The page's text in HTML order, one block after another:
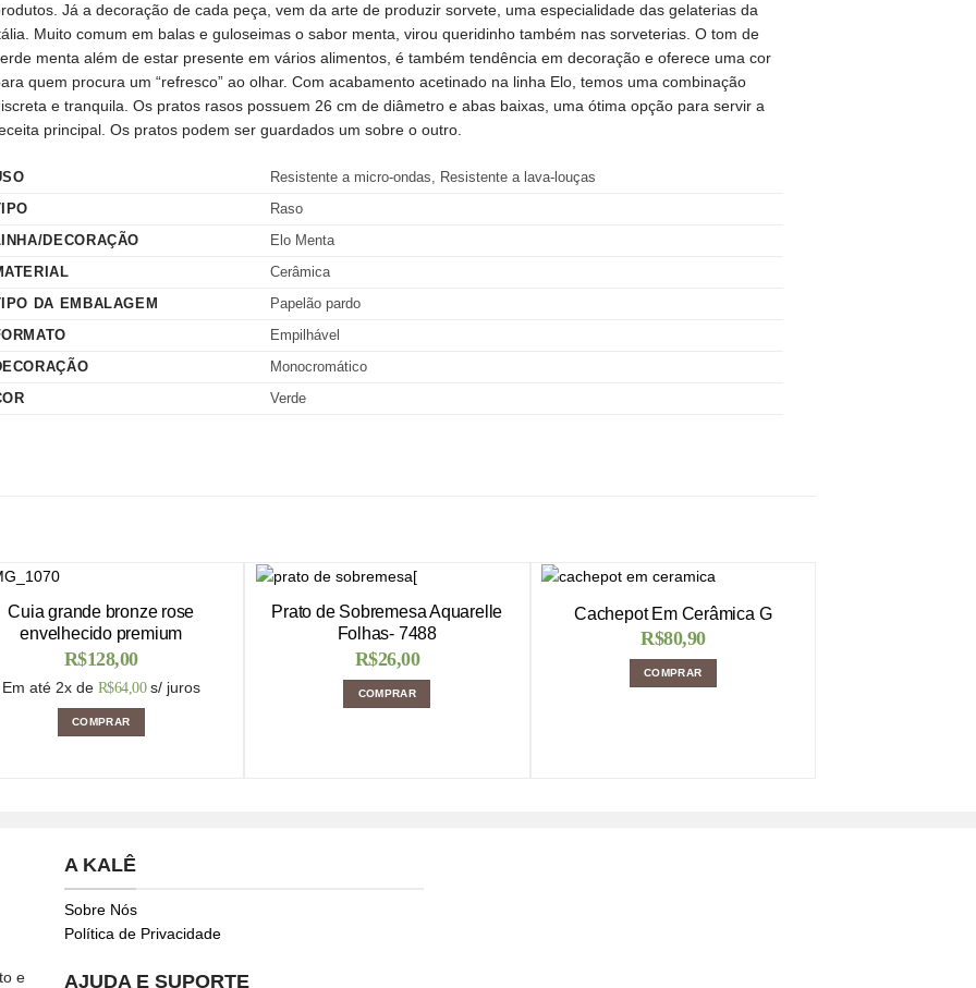
Já a decoração de cada peça, vem da arte de produzir sorvete, uma especialidade das gelaterias da
Muito comum em balas e guloseimas o sabor menta, virou queridinho também nas sorveterias. O tom de
menta além de estar presente em vários alimentos, é também tendência em decoração e oferece uma cor
quem procura um “refresco” ao olhar. Com acabamento acetinado na linha Elo, temos uma combinação
e tranquila. Os pratos rasos possuem 26 cm de diâmetro e abas baixas, uma ótima opção para servir a
principal. Os pratos podem ser guardados um sobre o outro.
Resistente a micro-ondas, Resistente a lava-louças
Raso
DECORAÇÃO
Elo Menta
Cerâmica
DA EMBALAGEM
Papelão pardo
Empilhável
Monocromático
Verde
Cuia grande bronze rose
envelhecido premium
R$128,00
Em até 2x de R$64,00 s/ juros
COMPRAR
Prato de Sobremesa Aquarelle
Folhas- 7488
R$26,00
COMPRAR
Cachepot Em Cerâmica G
R$80,90
COMPRAR
e
A KALÊ
Sobre Nós
Política de Privacidade
AJUDA E SUPORTE